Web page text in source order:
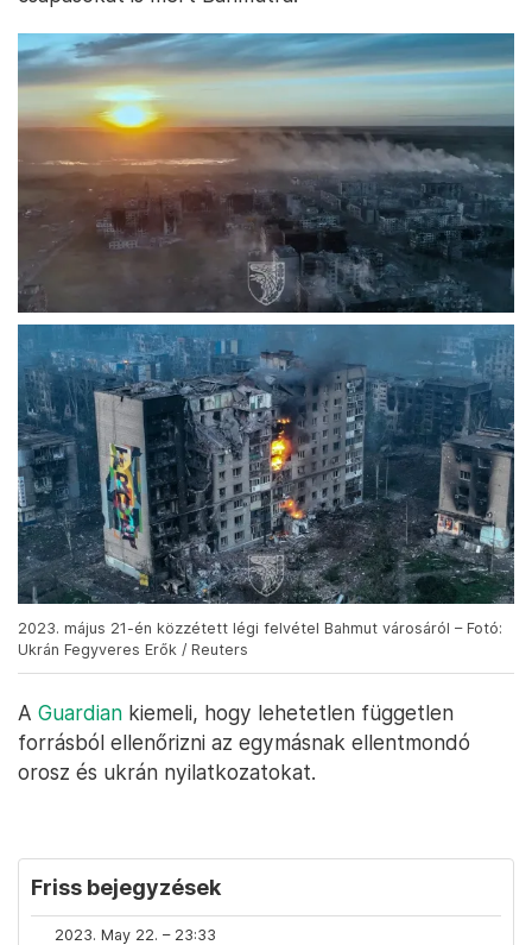
2023. május 21-én közzétett légi felvétel Bahmut városáról – Fotó:
Ukrán Fegyveres Erők / Reuters
A Guardian kiemeli, hogy lehetetlen független
forrásból ellenőrizni az egymásnak ellentmondó
orosz és ukrán nyilatkozatokat.
Friss bejegyzések
2023. May 22. – 23:33